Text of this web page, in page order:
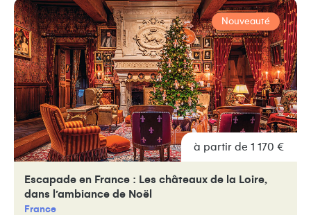
Nouveauté
à partir de 1 170 €
Escapade en France : Les châteaux de la Loire,
dans l’ambiance de Noël
France